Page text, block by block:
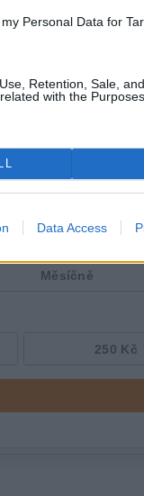
Personal Data for
Retention, Sale,
with the
Data Access
veterinárních
komora